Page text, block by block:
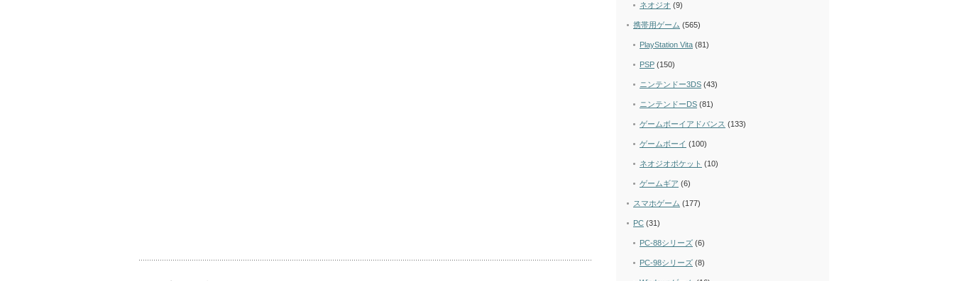
ネオジオ (9)
携帯用ゲーム (565)
PlayStation Vita (81)
PSP (150)
ニンテンドー3DS (43)
ニンテンドーDS (81)
ゲームボーイアドバンス (133)
ゲームボーイ (100)
ネオジオポケット (10)
ゲームギア (6)
スマホゲーム (177)
PC (31)
PC-88シリーズ (6)
PC-98シリーズ (8)